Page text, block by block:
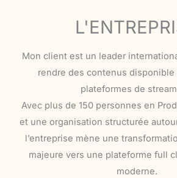
Mon client est un leader
rendre des contenus
plateformes de
Avec plus de 150 personnes en
et une organisation structurée
l’entreprise mène une
majeure vers une plateforme full
moderne.